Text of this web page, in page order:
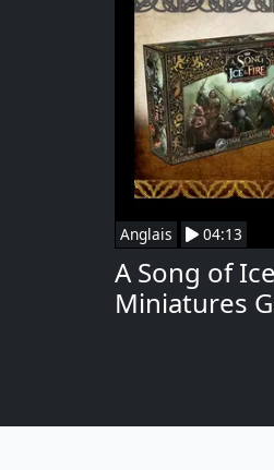
Anglais 04:13
A Song of
Miniatures